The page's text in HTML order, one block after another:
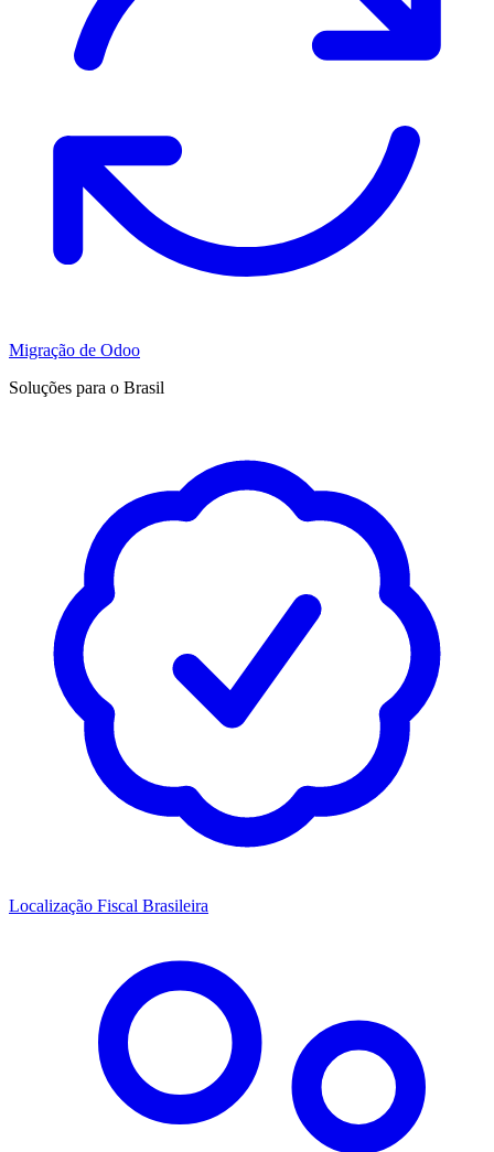
Migração de Odoo
Soluções para o Brasil
Localização Fiscal Brasileira